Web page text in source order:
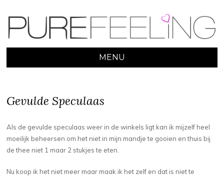
MENU
CONTENT
Gevulde Speculaas
Als de gevulde speculaas weer in de winkels ligt kan ik mijzelf heel
moeilijk beheersen om het niet in mijn mandje te gooien en thuis bij
de thee niet 1 maar 2 stukjes te eten.
Nu koop ik het niet meer maar maak ik het zelf en dat is niet te